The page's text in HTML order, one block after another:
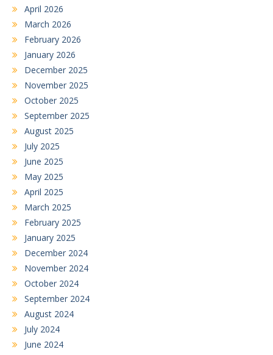
April 2026
March 2026
February 2026
January 2026
December 2025
November 2025
October 2025
September 2025
August 2025
July 2025
June 2025
May 2025
April 2025
March 2025
February 2025
January 2025
December 2024
November 2024
October 2024
September 2024
August 2024
July 2024
June 2024